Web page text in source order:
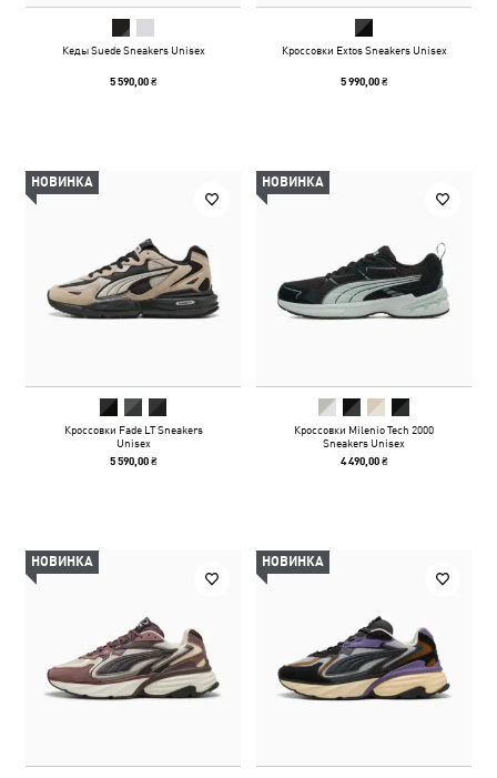
Кеды Suede Sneakers Unisex
5 590,00 ₴
Кроссовки Extos Sneakers Unisex
5 990,00 ₴
НОВИНКА
Кроссовки Fade LT Sneakers
Unisex
5 590,00 ₴
НОВИНКА
Кроссовки Milenio Tech 2000
Sneakers Unisex
4 490,00 ₴
НОВИНКА НОВИНКА